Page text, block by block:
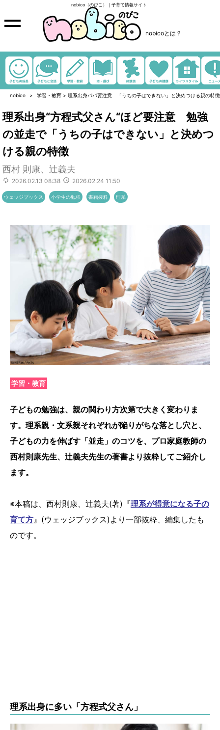
nobico（のびこ）｜子育て情報サイト
nobicoとは？
nobico 学習・教育 > 理系出身パパ要注意 「うちの子はできない」と決めつける親の特徴
理系出身“方程式父さん“ほど要注意 勉強
の並走で「うちの子はできない」と決めつ
ける親の特徴
西村 則康、辻義夫
2026.02.13 08:38 2026.02.24 11:50
ウェッジブックス 小学生の勉強 書籍抜粋 理系
学習・教育
子どもの勉強は、親の関わり方次第で大きく変わりま
す。理系親・文系親それぞれが陥りがちな落とし穴と、
子どもの力を伸ばす「並走」のコツを、プロ家庭教師の
西村則康先生、辻義夫先生の著書より抜粋してご紹介し
ます。
※本稿は、西村則康、辻義夫(著)『理系が得意になる子の
育て方 』(ウェッジブックス)より一部抜粋、編集したも
のです。
理系出身に多い「方程式父さん」